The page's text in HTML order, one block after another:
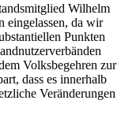
Wilhelm
eingelassen, da wir
Punkten
Volksbegehren zur
dass es innerhalb
Veränderungen